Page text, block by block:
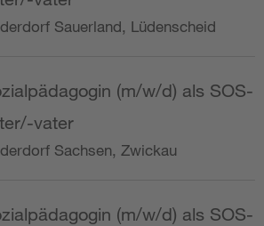
Sauerland, Lüdenscheid
(m/w/d) als SOS-
vater
Sachsen, Zwickau
(m/w/d) als SOS-